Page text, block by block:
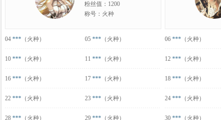
粉丝值：1200
称号：火种
04 *** （火种） 05 *** （火种） 06 *** （火种）
10 *** （火种） 11 *** （火种） 12 *** （火种）
16 *** （火种） 17 *** （火种） 18 *** （火种）
22 *** （火种） 23 *** （火种） 24 *** （火种）
28 *** （火种） 29 *** （火种） 30 *** （火种）